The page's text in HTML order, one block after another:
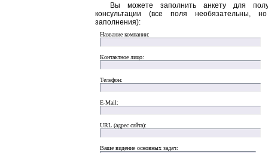
Вы можете заполнить анкету для
консультации (все поля необязательны,
заполнения):
Название компании:
Контактное лицо:
Телефон:
E-Mail:
URL (адрес сайта):
Ваше видение основных задач: